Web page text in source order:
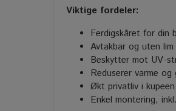
Viktige fordeler:
Ferdigskåret for din
Avtakbar og uten lim
Beskytter mot UV-
Reduserer varme og
Økt privatliv i kupeen
Enkel montering,